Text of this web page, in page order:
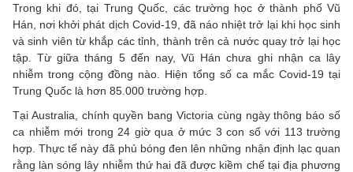
Trong khi đó, tại Trung Quốc, các trường học ở thành phố Vũ
Hán, nơi khởi phát dịch Covid-19, đã náo nhiệt trở lại khi học sinh
và sinh viên từ khắp các tỉnh, thành trên cả nước quay trở lại học
tập. Từ giữa tháng 5 đến nay, Vũ Hán chưa ghi nhận ca lây
nhiễm trong cộng đồng nào. Hiện tổng số ca mắc Covid-19 tại
Trung Quốc là hơn 85.000 trường hợp.
Tại Australia, chính quyền bang Victoria cùng ngày thông báo số
ca nhiễm mới trong 24 giờ qua ở mức 3 con số với 113 trường
hợp. Thực tế này đã phủ bóng đen lên những nhận định lạc quan
rằng làn sóng lây nhiễm thứ hai đã được kiềm chế tại địa phương